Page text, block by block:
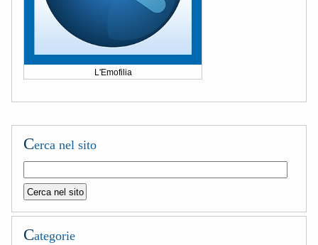
L'Emofilia
Cerca nel sito
Categorie